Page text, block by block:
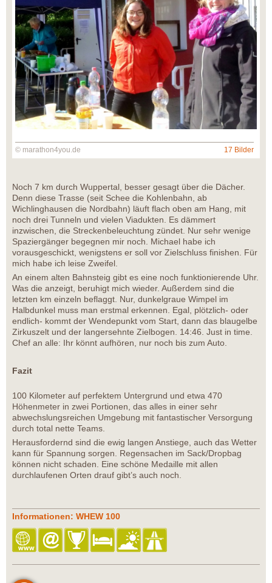
© marathon4you.de 17 Bilder
Noch 7 km durch Wuppertal, besser gesagt über die Dächer.
Denn diese Trasse (seit Schee die Kohlenbahn, ab
Wichlinghausen die Nordbahn) läuft flach oben am Hang, mit
noch drei Tunneln und vielen Viadukten. Es dämmert
inzwischen, die Streckenbeleuchtung zündet. Nur sehr wenige
Spaziergänger begegnen mir noch. Michael habe ich
vorausgeschickt, wenigstens er soll vor Zielschluss finishen. Für
mich habe ich leise Zweifel.
An einem alten Bahnsteig gibt es eine noch funktionierende Uhr.
Was die anzeigt, beruhigt mich wieder. Außerdem sind die
letzten km einzeln beflaggt. Nur, dunkelgraue Wimpel im
Halbdunkel muss man erstmal erkennen. Egal, plötzlich- oder
endlich- kommt der Wendepunkt vom Start, dann das blaugelbe
Zirkuszelt und der langersehnte Zielbogen. 14:46. Just in time.
Chef an alle: Ihr könnt aufhören, nur noch bis zum Auto.
Fazit
100 Kilometer auf perfektem Untergrund und etwa 470
Höhenmeter in zwei Portionen, das alles in einer sehr
abwechslungsreichen Umgebung mit fantastischer Versorgung
durch total nette Teams.
Herausfordernd sind die ewig langen Anstiege, auch das Wetter
kann für Spannung sorgen. Regensachen im Sack/Dropbag
können nicht schaden. Eine schöne Medaille mit allen
durchlaufenen Orten drauf gibt’s auch noch.
Informationen: WHEW 100